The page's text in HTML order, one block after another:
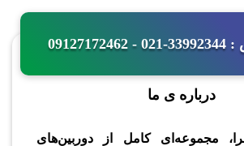
درباره ی ما
مجموعه‌ای کامل از دوربین‌های